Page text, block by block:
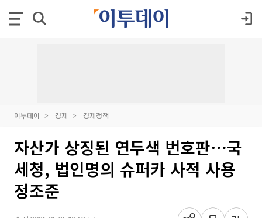
이투데이 경제 경제정책
자산가 상징된 연두색 번호판⋯국
세청, 법인명의 슈퍼카 사적 사용
정조준